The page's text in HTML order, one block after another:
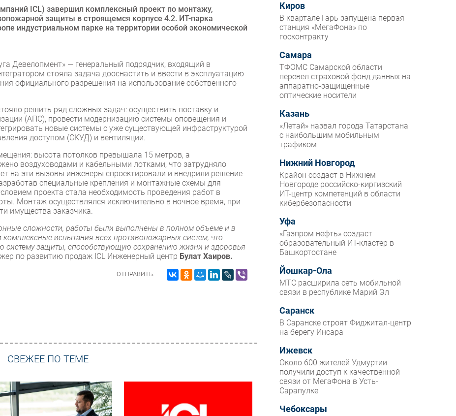
Инновации
CIO/Управление ИТ
Мероприятия
Проекты
IT класс
Тестовый стенд
Каталог компаний
ICL) завершил комплексный проект по монтажу,
защиты в строящемся корпусе 4.2. ИТ-парка
индустриальном парке на территории особой экономической
Девелопмент» — генеральный подрядчик, входящий в
стояла задача дооснастить и ввести в эксплуатацию
официального разрешения на использование собственного
решить ряд сложных задач: осуществить поставку и
(АПС), провести модернизацию системы оповещения и
новые системы с уже существующей инфраструктурой
доступом (СКУД) и вентиляции.
высота потолков превышала 15 метров, а
воздуховодами и кабельными лотками, что затрудняло
на эти вызовы инженеры спроектировали и внедрили решение
специальные крепления и монтажные схемы для
проекта стала необходимость проведения работ в
Монтаж осуществлялся исключительно в ночное время, при
имущества заказчика.
сложности, работы были выполнены в полном объеме и в
испытания всех противопожарных систем, что
систему защиты, способствующую сохранению жизни и здоровья
по развитию продаж ICL Инженерный центр Булат Хаиров.
ОТПРАВИТЬ:
СВЕЖЕЕ ПО ТЕМЕ
Киров
В квартале Гарь запущена первая
станция «МегаФона» по
госконтракту
Самара
ТФОМС Самарской области
перевел страховой фонд данных на
аппаратно-защищенные
оптические носители
Казань
«Летай» назвал города Татарстана
с наибольшим мобильным
трафиком
Нижний Новгород
Крайон создаст в Нижнем
Новгороде российско-киргизский
ИТ-центр компетенций в области
кибербезопасности
Уфа
«Газпром нефть» создаст
образовательный ИТ-кластер в
Башкортостане
Йошкар-Ола
МТС расширила сеть мобильной
связи в республике Марий Эл
Саранск
В Саранске строят Фиджитал-центр
на берегу Инсара
Ижевск
Около 600 жителей Удмуртии
получили доступ к качественной
связи от МегаФона в Усть-
Сарапулке
Чебоксары